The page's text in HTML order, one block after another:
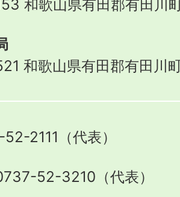
和歌山県有田郡有田川
和歌山県有田郡有田川
2111（代表）
52-3210（代表）